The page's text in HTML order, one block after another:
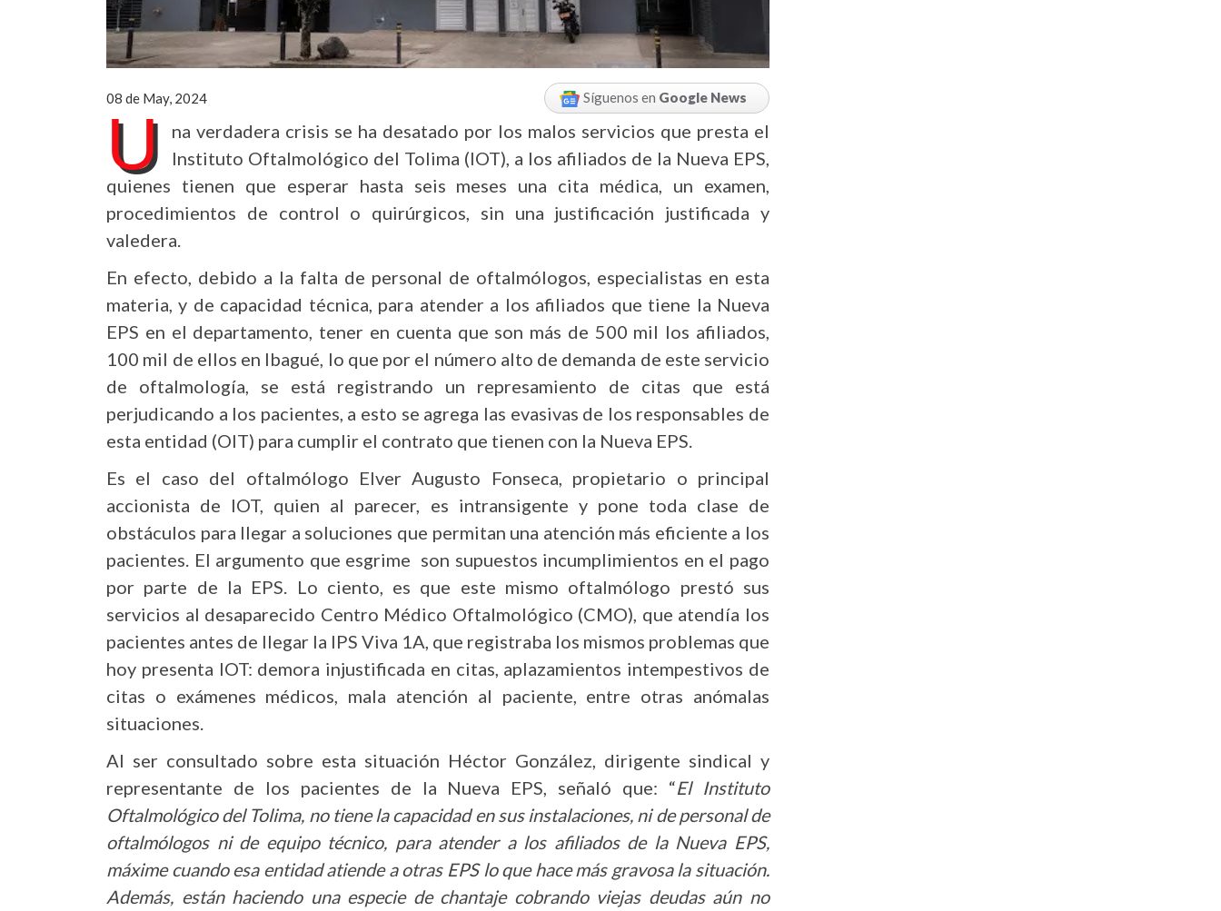
08 de May, 2024 Síguenos en Google News
U
na verdadera crisis se ha desatado por los malos servicios que presta el
Instituto Oftalmológico del Tolima (IOT), a los afiliados de la Nueva EPS,
quienes tienen que esperar hasta seis meses una cita médica, un examen,
procedimientos de control o quirúrgicos, sin una justificación justificada y
valedera.
En efecto, debido a la falta de personal de oftalmólogos, especialistas en esta
materia, y de capacidad técnica, para atender a los afiliados que tiene la Nueva
EPS en el departamento, tener en cuenta que son más de 500 mil los afiliados,
100 mil de ellos en Ibagué, lo que por el número alto de demanda de este servicio
de oftalmología, se está registrando un represamiento de citas que está
perjudicando a los pacientes, a esto se agrega las evasivas de los responsables de
esta entidad (OIT) para cumplir el contrato que tienen con la Nueva EPS.
Es el caso del oftalmólogo Elver Augusto Fonseca, propietario o principal
accionista de IOT, quien al parecer, es intransigente y pone toda clase de
obstáculos para llegar a soluciones que permitan una atención más eficiente a los
pacientes. El argumento que esgrime son supuestos incumplimientos en el pago
por parte de la EPS. Lo ciento, es que este mismo oftalmólogo prestó sus
servicios al desaparecido Centro Médico Oftalmológico (CMO), que atendía los
pacientes antes de llegar la IPS Viva 1A, que registraba los mismos problemas que
hoy presenta IOT: demora injustificada en citas, aplazamientos intempestivos de
citas o exámenes médicos, mala atención al paciente, entre otras anómalas
situaciones.
Al ser consultado sobre esta situación Héctor González, dirigente sindical y
representante de los pacientes de la Nueva EPS, señaló que: “El Instituto
Oftalmológico del Tolima, no tiene la capacidad en sus instalaciones, ni de personal de
oftalmólogos ni de equipo técnico, para atender a los afiliados de la Nueva EPS,
máxime cuando esa entidad atiende a otras EPS lo que hace más gravosa la situación.
Además, están haciendo una especie de chantaje cobrando viejas deudas aún no